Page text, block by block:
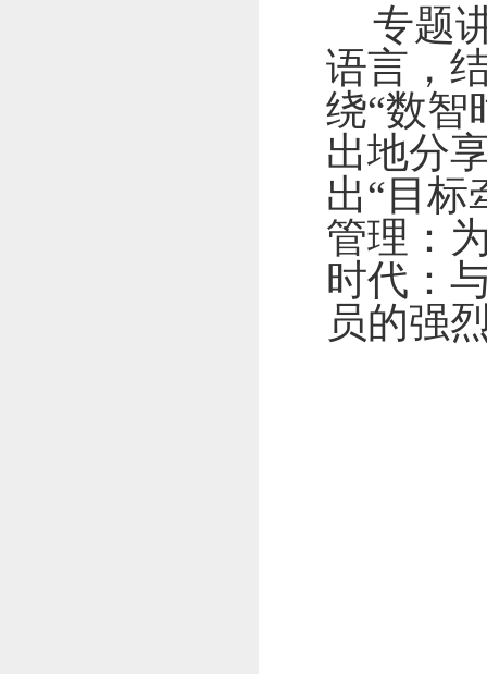
专题
语言，
绕“数智
出地分
出“目标
管理：
时代：
员的强